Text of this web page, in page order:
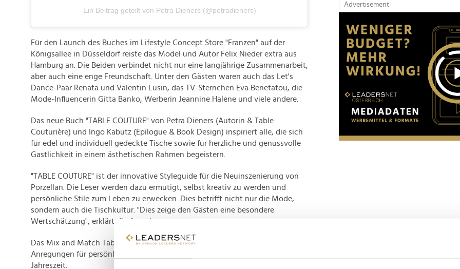
Ein Beitrag geteilt von Petra Dieners (@petradieners)
Für den Launch des Buches im Lifestyle Concept Store "Franzen" auf der
Königsallee in Düsseldorf reiste das Model und Autor Felix Nieder extra aus
Hamburg an. Die Beiden verbindet nicht nur eine langjährige Zusammenarbeit,
aber auch eine enge Freundschaft. Unter den Gästen waren auch das Let's
Dance-Paar Renata und Valentin Lusin, das TV-Sternchen Eva Benetatou, die
Mode-Influencerin Gitta Banko, Werberin Jeannine Halene und viele andere.
Das neue Buch "TABLE COUTURE" von Petra Dieners (Autorin & Table
Couturière) und Ingo Kabutz (Epilogue & Book Design) inspiriert alle, die sich
für edel und individuell gedeckte Tische sowie für herzliche und genussvolle
Gastlichkeit in einem ästhetischen Rahmen begeistern.
"TABLE COUTURE" ist der innovative Styleguide für die Neuinszenierung von
Porzellan. Die Leser werden dazu ermutigt, selbst kreativ zu werden und
persönliche Stile zum Leben zu erwecken. Dies betrifft nicht nur die Mode,
sondern auch die Tischkultur. "Dies zeige den Gästen eine besondere
Wertschätzung", erklärt die Autorin.
Das Mix and Match Table Stylebook von Petra Dieners enthält viele Tipps und
Anregungen für persönliche Akzente beim Tischdecken und das für jede
Jahreszeit.
Advertisement